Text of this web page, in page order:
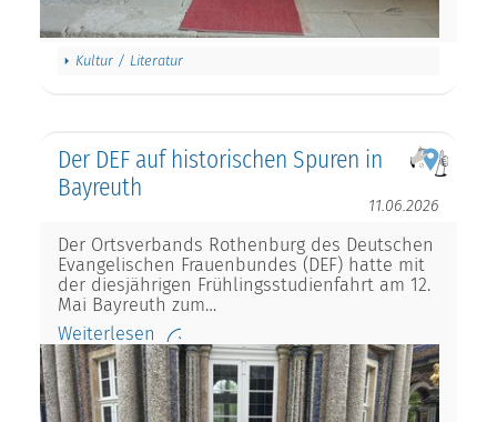
Kultur / Literatur
Der DEF auf historischen Spuren in
Bayreuth
11.06.2026
Der Ortsverbands Rothenburg des Deutschen
Evangelischen Frauenbundes (DEF) hatte mit
der diesjährigen Frühlingsstudienfahrt am 12.
Mai Bayreuth zum…
Weiterlesen